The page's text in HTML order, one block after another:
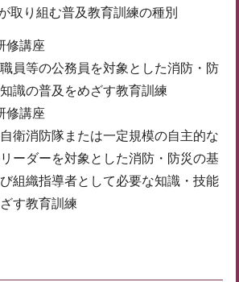
取り組む普及教育訓練の種別
修講座
員等の公務員を対象とした消防・防
識の普及をめざす教育訓練
修講座
衛消防隊または一定規模の自主的な
ーダーを対象とした消防・防災の基
組織指導者として必要な知識・技能
す教育訓練